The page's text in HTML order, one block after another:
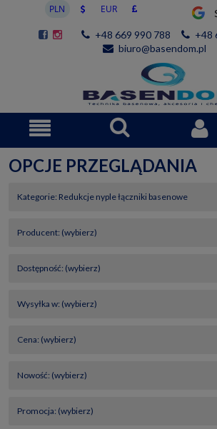
+48 669 990 788
+48
biuro@basendom.pl
OPCJE PRZEGLĄDANIA
Kategorie: Redukcje nyple łączniki basenowe
Producent: (wybierz)
Dostępność: (wybierz)
Wysyłka w: (wybierz)
Cena: (wybierz)
Nowość: (wybierz)
Promocja: (wybierz)